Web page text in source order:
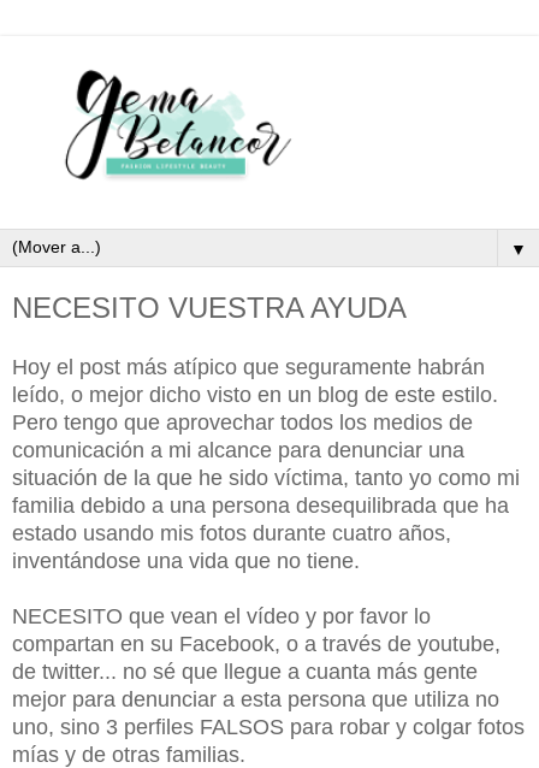
▼
NECESITO VUESTRA AYUDA
Hoy el post más atípico que seguramente habrán
leído, o mejor dicho visto en un blog de este estilo.
Pero tengo que aprovechar todos los medios de
comunicación a mi alcance para denunciar una
situación de la que he sido víctima, tanto yo como mi
familia debido a una persona desequilibrada que ha
estado usando mis fotos durante cuatro años,
inventándose una vida que no tiene.
NECESITO que vean el vídeo y por favor lo
compartan en su Facebook, o a través de youtube,
de twitter... no sé que llegue a cuanta más gente
mejor para denunciar a esta persona que utiliza no
uno, sino 3 perfiles FALSOS para robar y colgar fotos
mías y de otras familias.